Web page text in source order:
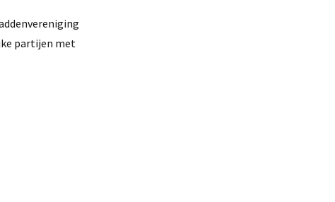
partijen met